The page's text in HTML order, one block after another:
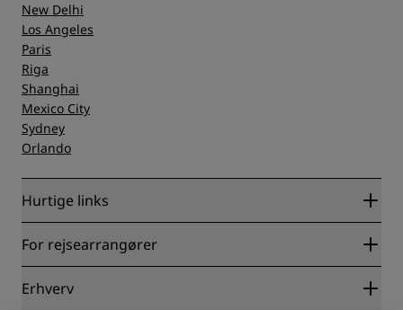
New Delhi
Los Angeles
Paris
Riga
Shanghai
Mexico City
Sydney
Orlando
Hurtige links
Radisson Rewards
Blog
Destinationer
For rejsearrangører
Partnere
Erhverv